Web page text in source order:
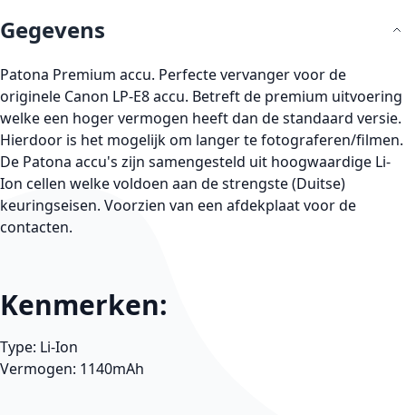
Gegevens
Patona Premium accu. Perfecte vervanger voor de
originele Canon LP-E8 accu. Betreft de premium uitvoering
welke een hoger vermogen heeft dan de standaard versie.
Hierdoor is het mogelijk om langer te fotograferen/filmen.
De Patona accu's zijn samengesteld uit hoogwaardige Li-
Ion cellen welke voldoen aan de strengste (Duitse)
keuringseisen. Voorzien van een afdekplaat voor de
contacten.
Kenmerken:
Type: Li-Ion
Vermogen: 1140mAh